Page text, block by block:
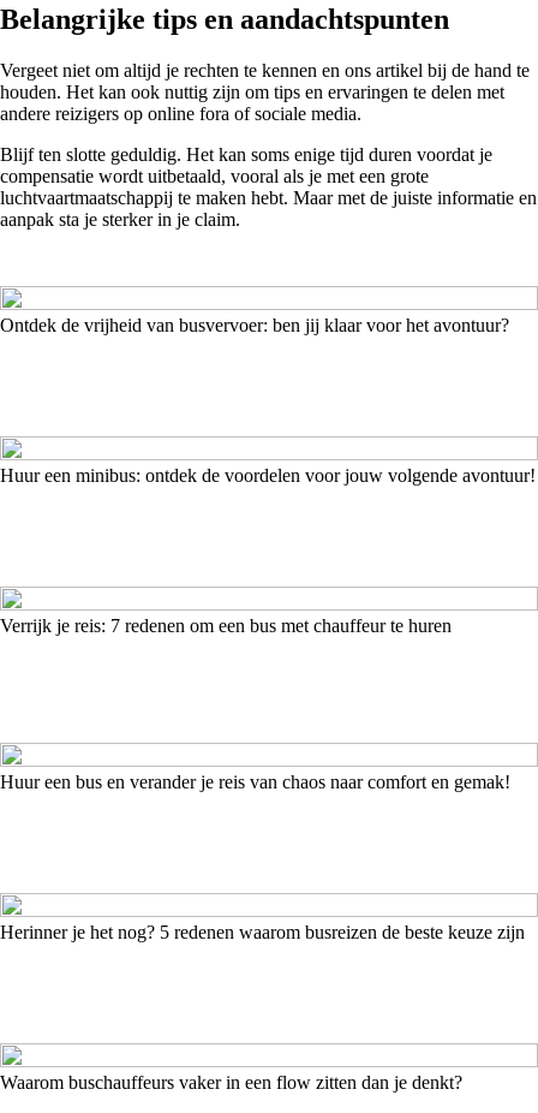
Belangrijke tips en aandachtspunten
Vergeet niet om altijd je rechten te kennen en ons artikel bij de hand te
houden. Het kan ook nuttig zijn om tips en ervaringen te delen met
andere reizigers op online fora of sociale media.
Blijf ten slotte geduldig. Het kan soms enige tijd duren voordat je
compensatie wordt uitbetaald, vooral als je met een grote
luchtvaartmaatschappij te maken hebt. Maar met de juiste informatie en
aanpak sta je sterker in je claim.
Ontdek de vrijheid van busvervoer: ben jij klaar voor het avontuur?
Huur een minibus: ontdek de voordelen voor jouw volgende avontuur!
Verrijk je reis: 7 redenen om een bus met chauffeur te huren
Huur een bus en verander je reis van chaos naar comfort en gemak!
Herinner je het nog? 5 redenen waarom busreizen de beste keuze zijn
Waarom buschauffeurs vaker in een flow zitten dan je denkt?